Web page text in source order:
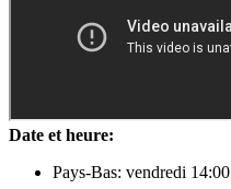
Date et heure:
Pays-Bas: vendredi 14:00